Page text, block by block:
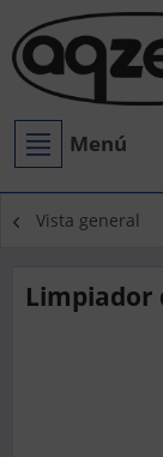
Menú
Vista general
Limpiador